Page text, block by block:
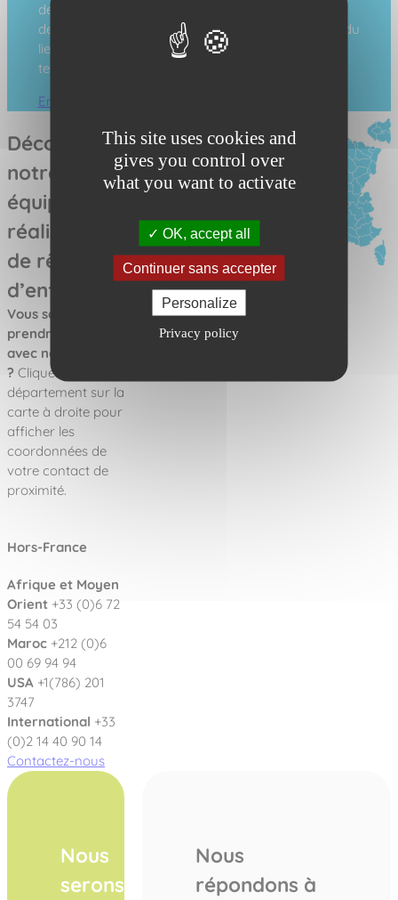
This site uses cookies and
gives you control over
what you want to activate
OK, accept all
Continuer sans accepter
Personalize
Privacy policy
de jeux, d’équipements sportifs, pique-niques, jeux
de boules… lieux de vie essentiels de renforcement du
lien social, du bien-être et de la convivialité sur les
territoires.
En savoir plus
Découvrez
notre
équipe
réalisatrice
de rêves
d’enfants
Vous souhaitez
prendre contact
avec notre équipe
? Cliquer sur votre
département sur la
carte à droite pour
afficher les
coordonnées de
votre contact de
proximité.
Hors-France
Afrique et Moyen
Orient +33 (0)6 72
54 54 03
Maroc +212 (0)6
00 69 94 94
USA +1(786) 201
3747
International +33
(0)2 14 40 90 14
Contactez-nous
Nous
serons
Nous
répondons à